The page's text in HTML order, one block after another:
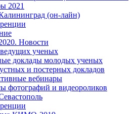
2021
(он-лайн)
Новости
ученых
доклады молодых ученых
и постерных докладов
вебинары
фотографий и видеороликов